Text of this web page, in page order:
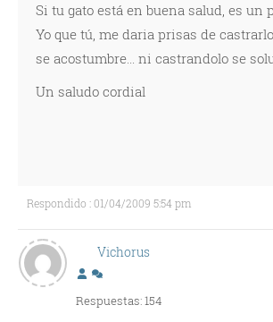
Si tu gato está en buena salud, es un
Yo que tú, me daria prisas de
se acostumbre... ni castrandolo se
Un saludo cordial
Respondido : 01/04/2009 5:54 pm
Vichorus
Respuestas: 154